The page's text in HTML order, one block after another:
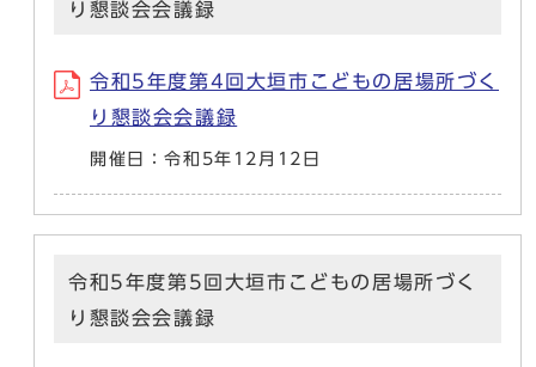
り懇談会会議録
令和5年度第4回大垣市こどもの居場所づく
り懇談会会議録
開催日：令和5年12月12日
令和5年度第5回大垣市こどもの居場所づく
り懇談会会議録